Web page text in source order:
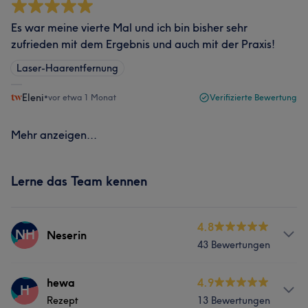
Es war meine vierte Mal und ich bin bisher sehr
zufrieden mit dem Ergebnis und auch mit der Praxis!
Laser-Haarentfernung
Eleni•vor etwa 1 Monat Verifizierte Bewertung
Mehr anzeigen...
Lerne das Team kennen
NH Neserin
4.8
43 Bewertungen
Services
H hewa
Rezept
4.9
13 Bewertungen